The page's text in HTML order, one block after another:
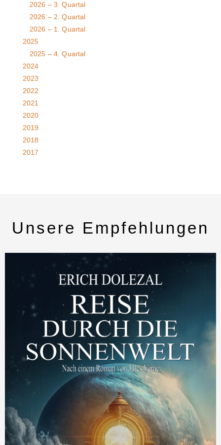
2026 – 3. Quartal
2026 – 2. Quartal
2026 – 1. Quartal
2025
2025 – 4. Quartal
2024
2023
2022
2021
2020
2019
2018
2017
Unsere Empfehlungen